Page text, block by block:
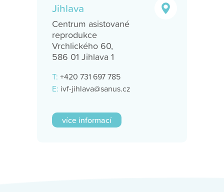
Jihlava
Centrum asistované
reprodukce
Vrchlického 60,
586 01 Jihlava 1
T: +420 731 697 785
E: ivf-jihlava@sanus.cz
více informací